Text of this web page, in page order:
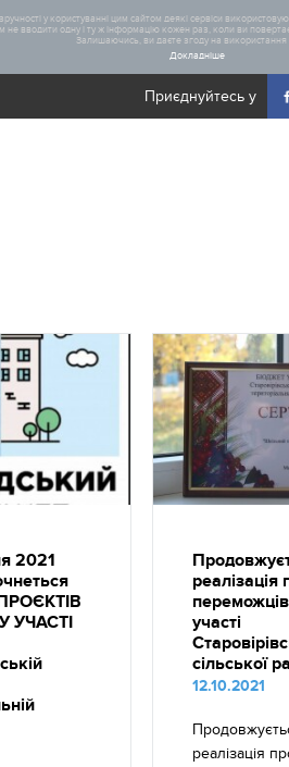
у користуванні цим сайтом деякі сервіси
вводити одну і ту ж інформацію кожен раз, коли ви
Залишаючись, ви даєте згоду на використання
Докладніше
Приєднуйтесь у
2021
УЧАСТІ
реалізація
участі
сільської
12.10.2021
реалізація